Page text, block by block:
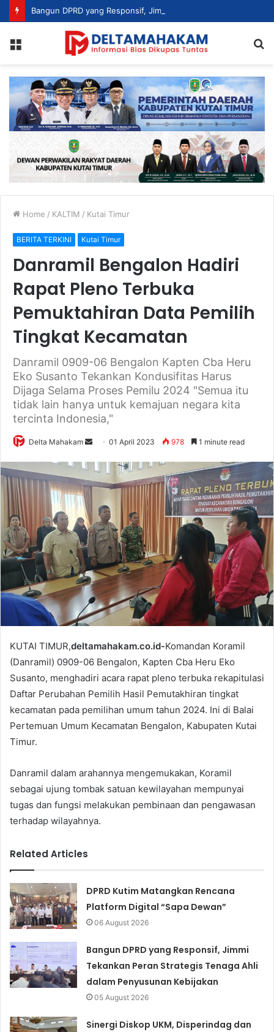
Home / KALTIM / Kutai Timur
BERITA TERKINI Kutai Timur
Danramil Bengalon Hadiri
Rapat Pleno Terbuka
Pemuktahiran Data Pemilih
Tingkat Kecamatan
Danramil 0909-06 Bengalon Kapten Cba Heru
Eko Susanto Tekankan Kondusifitas Harus
Dijaga Selama Proses Pemilu 2024 "Semua itu
tidak lain hanya untuk kemajuan negara kita
tercinta Indonesia,"
Delta Mahakam
n
d
e
m
a
i
l
01 April 2023 978 1 minute read
KUTAI TIMUR,deltamahakam.co.id-Komandan Koramil
(Danramil) 0909-06 Bengalon, Kapten Cba Heru Eko
Susanto, menghadiri acara rapat pleno terbuka rekapitulasi
Daftar Perubahan Pemilih Hasil Pemutakhiran tingkat
kecamatan pada pemilihan umum tahun 2024. Ini di Balai
Pertemuan Umum Kecamatan Bengalon, Kabupaten Kutai
Timur.
Danramil dalam arahannya mengemukakan, Koramil
sebagai ujung tombak satuan kewilayahan mempunyai
tugas dan fungsi melakukan pembinaan dan pengawasan
terhadap wilayahnya.
Related Articles
DPRD Kutim Matangkan Rencana
Platform Digital “Sapa Dewan”
06 August 2026
Bangun DPRD yang Responsif, Jimmi
Tekankan Peran Strategis Tenaga Ahli
dalam Penyusunan Kebijakan
05 August 2026
Sinergi Diskop UKM, Disperindag dan